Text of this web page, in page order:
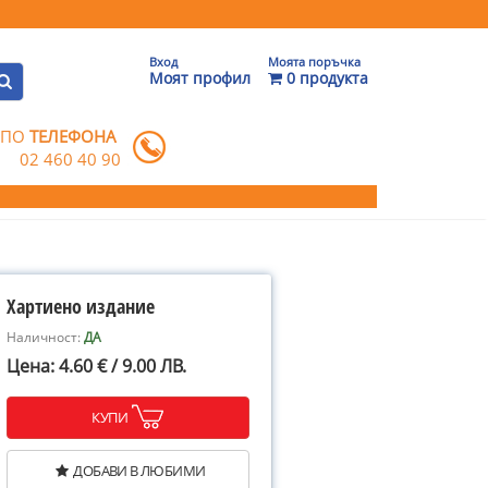
Вход
Моят профил
Моята поръчка
0 продукта
ПОТЕЛЕФОНА
02 460 40 90
Хартиено издание
Наличност:ДА
Цена: 4.60 € / 9.00 ЛВ.
КУПИ
ДОБАВИ В ЛЮБИМИ